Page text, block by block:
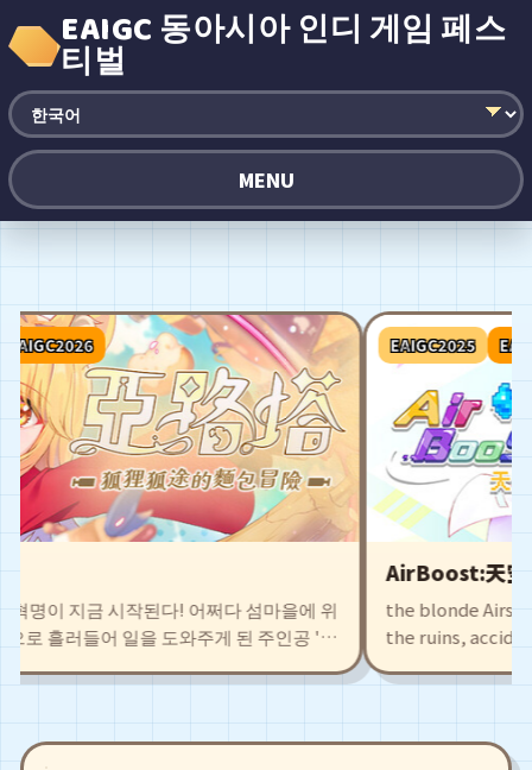
EAIGC 동아시아 인디 게임 페스
티벌
MENU
이 지금 시작된다! 어쩌다 섬마을에 위
흘러들어 일을 도와주게 된 주인공 '차
지닌 동료들과 함께 시설을 확충시키
EAIGC2025
AirBoost:天空機
the blonde Airship
the ruins,
Agate. This also
leading to fierce
fight alongside you!